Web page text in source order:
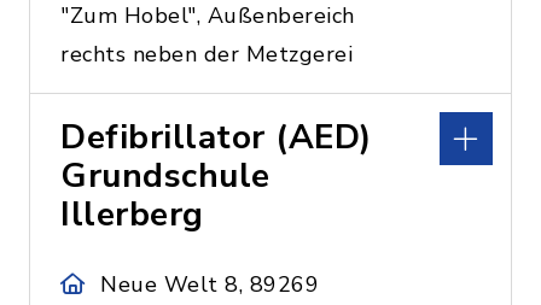
"Zum Hobel", Außenbereich
rechts neben der Metzgerei
Defibrillator (AED)
Grundschule
Illerberg
Neue Welt 8, 89269